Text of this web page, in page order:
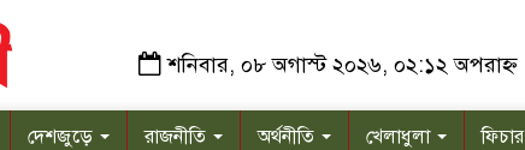
শনিবার, ০৮ অগাস্ট ২০২৬, ০২:১২ অপরাহ্ন
দেশজুড়ে রাজনীতি অর্থনীতি খেলাধুলা ফিচার